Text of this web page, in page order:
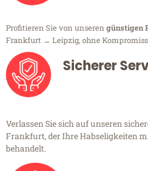
Profitieren Sie von unseren günstigen
Frankfurt → Leipzig, ohne
Sicherer
Verlassen Sie sich auf unseren
Frankfurt, der Ihre Habseligkeiten
behandelt.